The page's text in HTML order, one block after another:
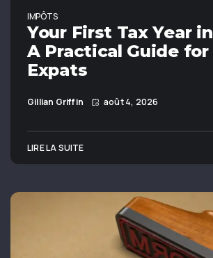
IMPÔTS
Your First Tax Year
A Practical Guide
Expats
Gillian Griffin août 4, 2026
LIRE LA SUITE